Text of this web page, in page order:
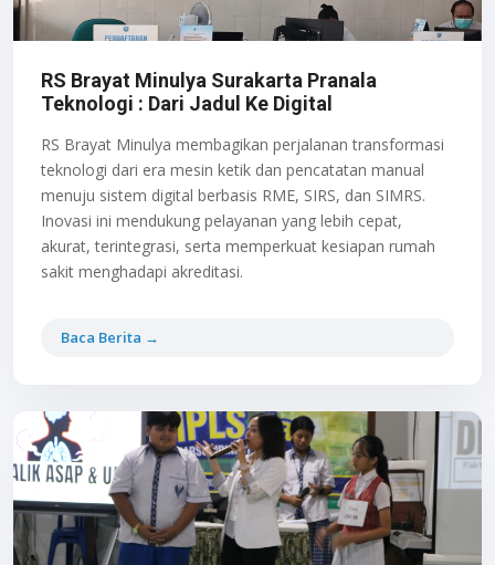
RS Brayat Minulya Surakarta Pranala
Teknologi : Dari Jadul Ke Digital
RS Brayat Minulya membagikan perjalanan transformasi
teknologi dari era mesin ketik dan pencatatan manual
menuju sistem digital berbasis RME, SIRS, dan SIMRS.
Inovasi ini mendukung pelayanan yang lebih cepat,
akurat, terintegrasi, serta memperkuat kesiapan rumah
sakit menghadapi akreditasi.
Baca Berita →